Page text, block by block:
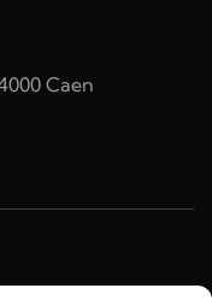
Caen